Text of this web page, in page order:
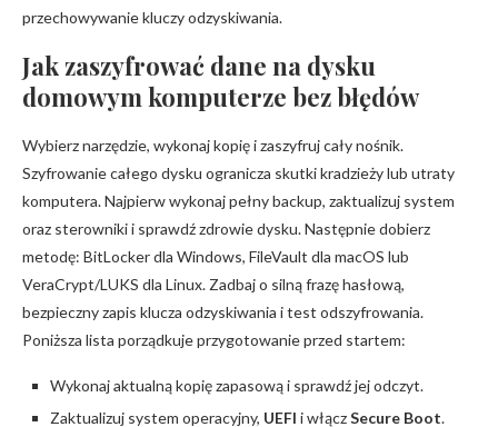
przechowywanie kluczy odzyskiwania.
Jak zaszyfrować dane na dysku
domowym komputerze bez błędów
Wybierz narzędzie, wykonaj kopię i zaszyfruj cały nośnik.
Szyfrowanie całego dysku ogranicza skutki kradzieży lub utraty
komputera. Najpierw wykonaj pełny backup, zaktualizuj system
oraz sterowniki i sprawdź zdrowie dysku. Następnie dobierz
metodę: BitLocker dla Windows, FileVault dla macOS lub
VeraCrypt/LUKS dla Linux. Zadbaj o silną frazę hasłową,
bezpieczny zapis klucza odzyskiwania i test odszyfrowania.
Poniższa lista porządkuje przygotowanie przed startem:
Wykonaj aktualną kopię zapasową i sprawdź jej odczyt.
Zaktualizuj system operacyjny, UEFI i włączSecure Boot.